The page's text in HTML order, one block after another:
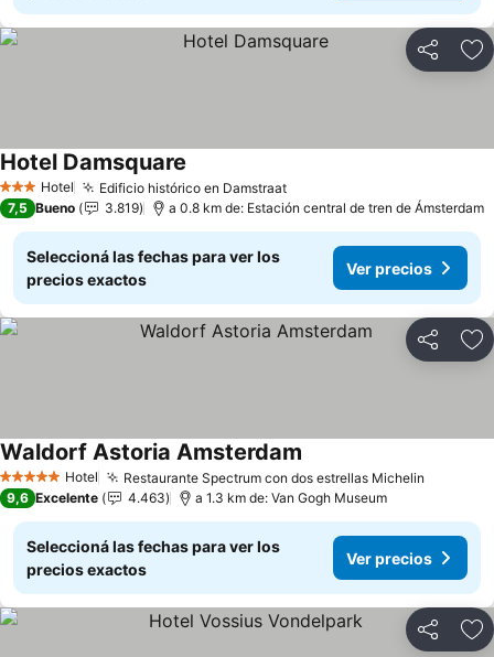
Compartir
3 Estrellas
Hotel Edificio histórico en Damstraat
Hotel Damsquare
7,5 Bueno 3.819 a 0.8 km de: Estación central de tren de Ámsterdam
Seleccioná las fechas para ver los
precios exactos
Ver precios
Compartir
5 Estrellas Hotel Restaurante Spectrum con dos estrellas Michelin
Waldorf Astoria Amsterdam
9,6 Excelente 4.463 a 1.3 km de: Van Gogh Museum
Seleccioná las fechas para ver los
precios exactos
Ver precios
Compartir